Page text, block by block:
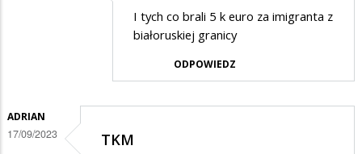
na
I tych co brali 5 k euro za imigranta z
białoruskiej granicy
ODPOWIEDZ
ADRIAN
17/09/2023 TKM